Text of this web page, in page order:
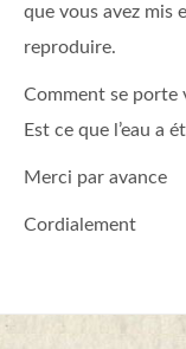
que vous avez mis
reproduire.
Comment se porte
Est ce que l’eau a
Merci par avance
Cordialement